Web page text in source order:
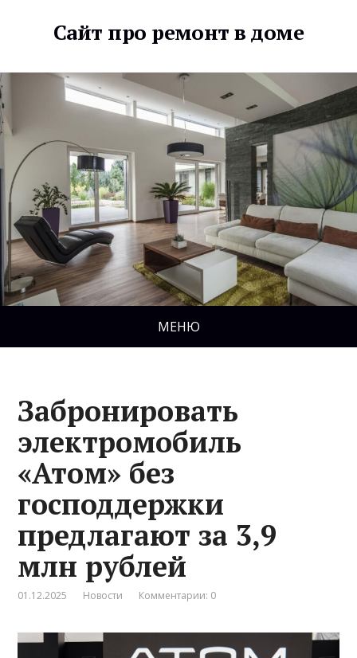
Сайт про ремонт в доме
МЕНЮ
Забронировать
электромобиль
«Атом» без
господдержки
предлагают за 3,9
млн рублей
01.12.2025 Новости Комментарии: 0